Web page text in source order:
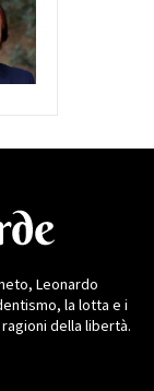
Leonardo
la lotta e i
della libertà.